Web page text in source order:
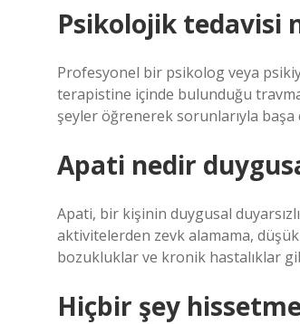
Psikolojik tedavisi
Profesyonel bir psikolog veya
terapistine içinde bulunduğu
şeyler öğrenerek sorunlarıyla başa
Apati nedir
Apati, bir kişinin duygusal
aktivitelerden zevk alamama,
bozukluklar ve kronik hastalıklar
Hiçbir şey